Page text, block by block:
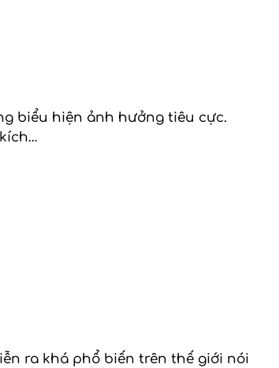
biểu hiện ảnh hưởng tiêu cực.
ra khá phổ biến trên thế giới nói